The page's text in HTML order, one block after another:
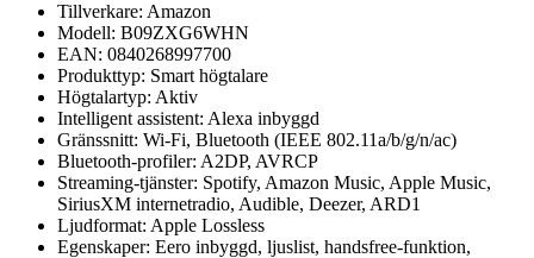
Tillverkare: Amazon
Modell: B09ZXG6WHN
EAN: 0840268997700
Produkttyp: Smart högtalare
Högtalartyp: Aktiv
Intelligent assistent: Alexa inbyggd
Gränssnitt: Wi-Fi, Bluetooth (IEEE 802.11a/b/g/n/ac)
Bluetooth-profiler: A2DP, AVRCP
Streaming-tjänster: Spotify, Amazon Music, Apple Music,
SiriusXM internetradio, Audible, Deezer, ARD1
Ljudformat: Apple Lossless
Egenskaper: Eero inbyggd, ljuslist, handsfree-funktion,